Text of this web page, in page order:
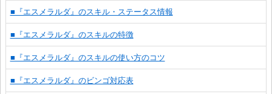
■『エスメラルダ』のスキル・ステータス情報
■『エスメラルダ』のスキルの特徴
■『エスメラルダ』のスキルの使い方のコツ
■『エスメラルダ』のビンゴ対応表